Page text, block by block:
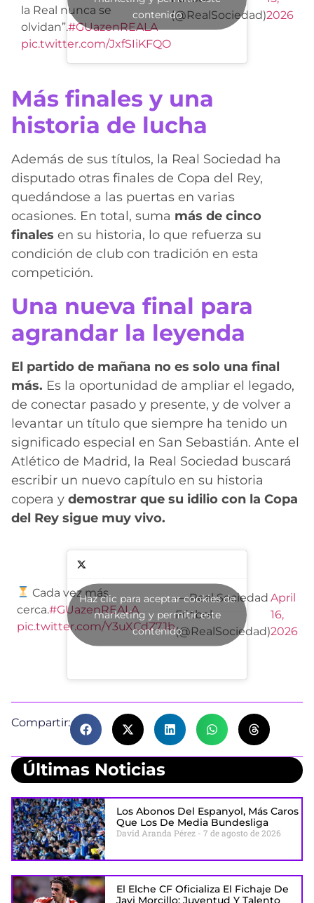
la Real nunca se
olvidan”.#GUazenREALA
pic.twitter.com/JxfSIiKFQO
(@RealSociedad)2026
contenido
Más finales y una
historia de lucha
Además de sus títulos, la Real Sociedad ha
disputado otras finales de Copa del Rey,
quedándose a las puertas en varias
ocasiones. En total, suma más de cinco
finales en su historia, lo que refuerza su
condición de club con tradición en esta
competición.
Una nueva final para
agrandar la leyenda
El partido de mañana no es solo una final
más. Es la oportunidad de ampliar el legado,
de conectar pasado y presente, y de volver a
levantar un título que siempre ha tenido un
significado especial en San Sebastián. Ante el
Atlético de Madrid, la Real Sociedad buscará
escribir un nuevo capítulo en su historia
copera y demostrar que su idilio con la Copa
del Rey sigue muy vivo.
Cada vez más
cerca.#GUazenREALA
pic.twitter.com/Y3uXCdZ7Jb
— Real Sociedad
Fútbol
(@RealSociedad)
April
16,
2026
Haz clic para aceptar cookies de
marketing y permitir este
contenido
Compartir:
Últimas Noticias
Los Abonos Del Espanyol, Más Caros
Que Los De Media Bundesliga
David Aranda Pérez 7 de agosto de 2026
El Elche CF Oficializa El Fichaje De
Javi Morcillo: Juventud Y Talento